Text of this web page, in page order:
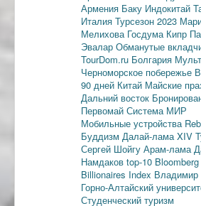
Армения Баку Индокитай
Италия Турсезон 2023
Мелихова Госдума Кипр
Эвалар Обманутые
TourDom.ru Болгария
Черноморское побережье
90 дней Китай Майские
Дальний восток
Первомай Система МИР
Мобильные устройства
Буддизм Далай-лама XIV
Сергей Шойгу Арам-лама
Намдаков top-10 Bloomberg
Billionaires Index Владимир
Горно-Алтайский
Студенческий туризм